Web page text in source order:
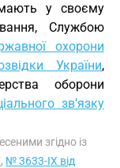
у своєму
Службою
охорони
України,
оборони
зв’язку
згідно із
, № 3633-IX від